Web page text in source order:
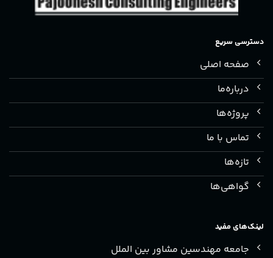
دسترسی سریع
صفحه اصلی
درباره‌ما
پروژه‌ها
تماس با ما
تازه‌ها
گواهی‌ها
لینک‌های مفید
جامعه مهندسین مشاور بین الملل